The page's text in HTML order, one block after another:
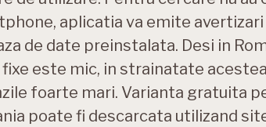
aplicatia va emite
de date preinstalata. Desi in
fixe este mic, in strainatate
foarte mari. Varianta gratuita
poate fi descarcata utilizand